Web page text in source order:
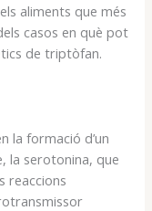
aliments que més
casos en què pot
de triptòfan.
la formació d’un
la serotonina, que
reaccions